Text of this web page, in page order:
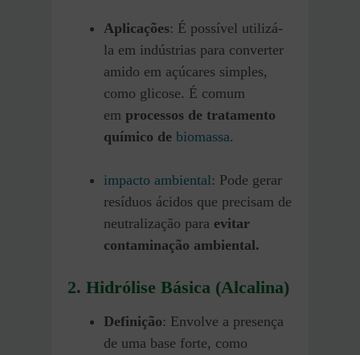
Aplicações: É possível utilizá-
la em indústrias para converter
amido em açúcares simples,
como glicose. É comum
em processos de tratamento
químico de biomassa.
impacto ambiental: Pode gerar
resíduos ácidos que precisam de
neutralização para evitar
contaminação ambiental.
2. Hidrólise Básica (Alcalina)
Definição: Envolve a presença
de uma base forte, como